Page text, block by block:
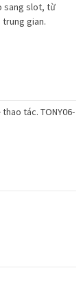
sang slot, từ
gian.
tác. TONY06-